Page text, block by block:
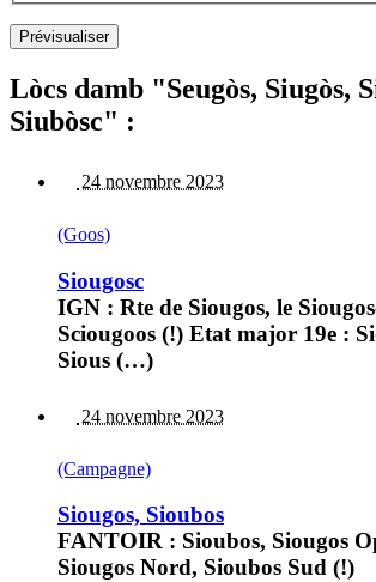
Lòcs damb "Seugòs, Siugòs,
Siubòsc" :
24 novembre 2023
(Goos)
Siougosc
IGN : Rte de Siougos, le
Sciougoos (!) Etat major 19e :
Sious (…)
24 novembre 2023
(Campagne)
Siougos, Sioubos
FANTOIR : Sioubos, Siougos
Siougos Nord, Sioubos Sud (!)